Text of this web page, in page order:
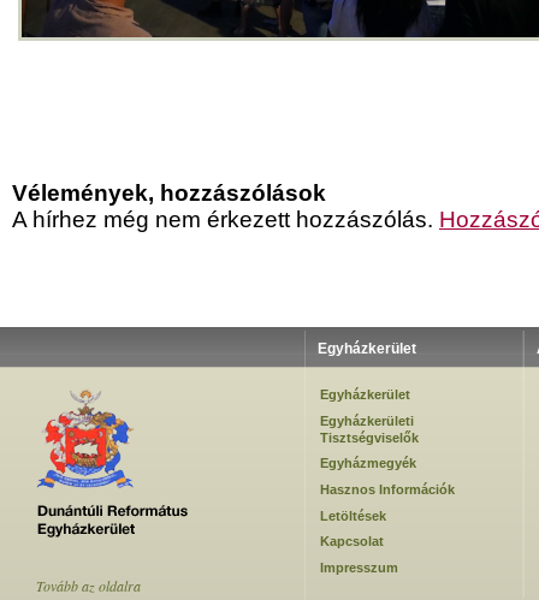
Vélemények, hozzászólások
A hírhez még nem érkezett hozzászólás.
Egyházkerület
Egyházkerület
Egyházkerületi
Tisztségviselők
Egyházmegyék
Hasznos Információk
Letöltések
Kapcsolat
Impresszum
Tovább az oldalra